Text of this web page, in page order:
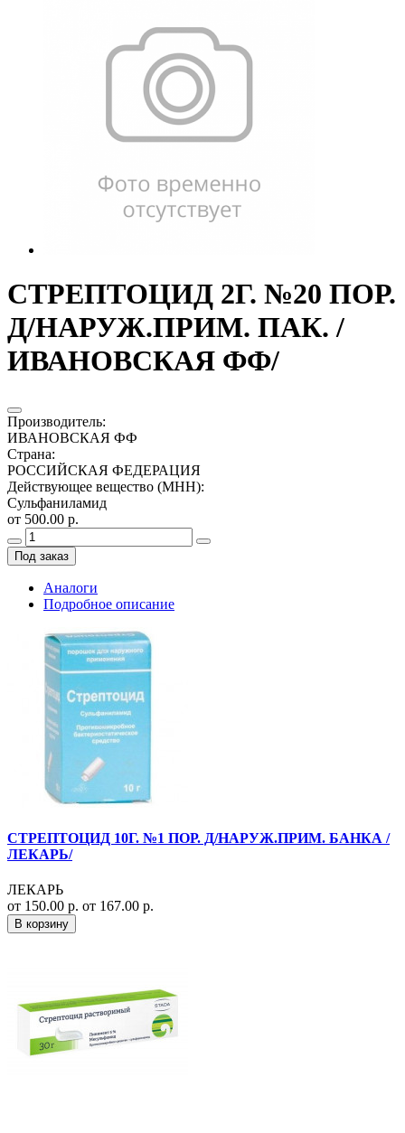
СТРЕПТОЦИД 2Г. №20 ПОР.
Д/НАРУЖ.ПРИМ. ПАК. /
ИВАНОВСКАЯ ФФ/
Производитель:
ИВАНОВСКАЯ ФФ
Страна:
РОССИЙСКАЯ ФЕДЕРАЦИЯ
Действующее вещество (МНН):
Сульфаниламид
от 500.00 р.
Под заказ
Аналоги
Подробное описание
СТРЕПТОЦИД 10Г. №1 ПОР. Д/НАРУЖ.ПРИМ. БАНКА /
ЛЕКАРЬ/
ЛЕКАРЬ
от 150.00 р. от 167.00 р.
В корзину